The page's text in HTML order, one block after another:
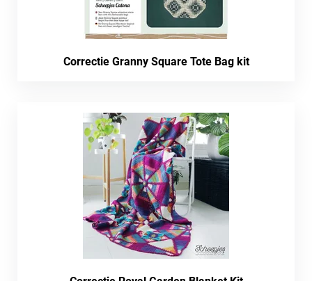
Correctie Granny Square Tote Bag kit